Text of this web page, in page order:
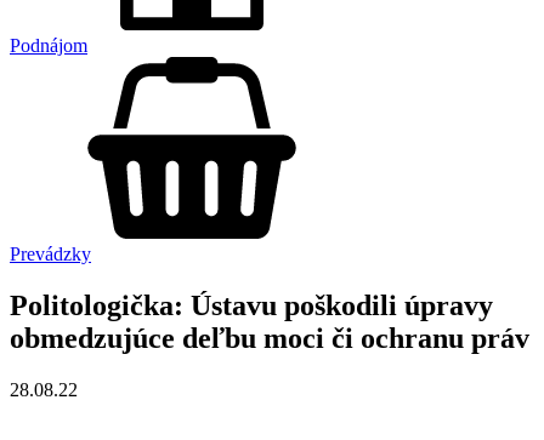
Podnájom
Prevádzky
Politologička: Ústavu poškodili úpravy
obmedzujúce deľbu moci či ochranu práv
28.08.22